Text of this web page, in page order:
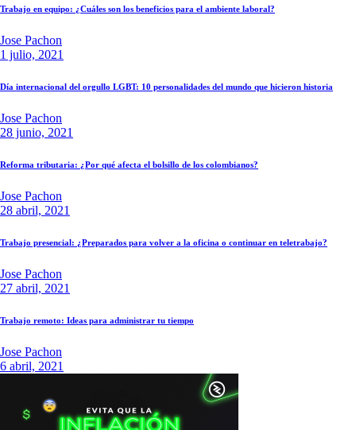
Trabajo en equipo: ¿Cuáles son los beneficios para el ambiente laboral?
Jose Pachon
1 julio, 2021
Día internacional del orgullo LGBT: 10 personalidades del mundo que hicieron historia
Jose Pachon
28 junio, 2021
Reforma tributaria: ¿Por qué afecta el bolsillo de los colombianos?
Jose Pachon
28 abril, 2021
Trabajo presencial: ¿Preparados para volver a la oficina o continuar en teletrabajo?
Jose Pachon
27 abril, 2021
Trabajo remoto: Ideas para administrar tu tiempo
Jose Pachon
6 abril, 2021